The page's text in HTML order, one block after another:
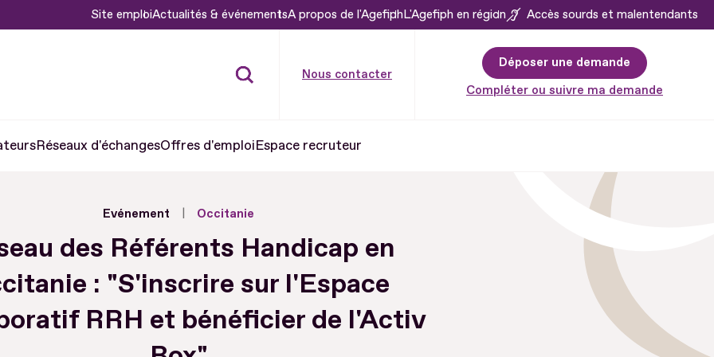
Site emploiActualités & événementsA propos de l'AgefiphL'Agefiph en région Accès sourds et malentendants
Nous contacter
Déposer une demande
Compléter ou suivre ma demande
Réseaux d'échangesOffres d'emploiEspace recruteur
Evénement Occitanie
des Référents Handicap en
: "S'inscrire sur l'Espace
RRH et bénéficier de l'Activ